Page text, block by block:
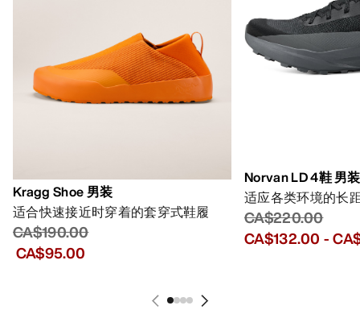
Kragg Shoe 男装
适合快速接近时穿着的套穿式鞋履
CA$190.00
CA$95.00
Norvan LD 4鞋 男装
适应各类环境的长
CA$220.00
CA$132.00 -